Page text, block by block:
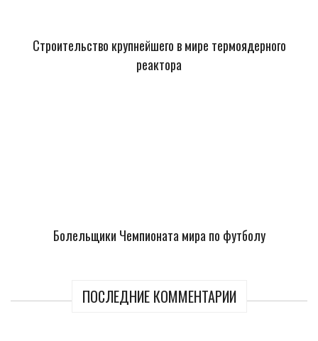
Строительство крупнейшего в мире термоядерного
реактора
Болельщики Чемпионата мира по футболу
ПОСЛЕДНИЕ КОММЕНТАРИИ